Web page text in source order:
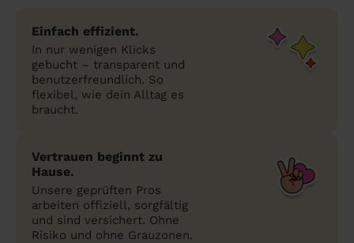
Einfach effizient.
In nur wenigen Klicks
gebucht – transparent und
benutzerfreundlich. So
flexibel, wie dein Alltag es
braucht.
Vertrauen beginnt zu
Hause.
Unsere geprüften Pros
arbeiten offiziell, sorgfältig
und sind versichert. Ohne
Risiko und ohne Grauzonen.